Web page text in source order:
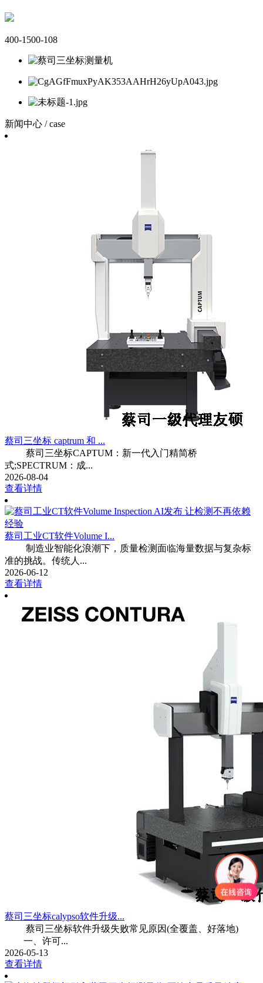
400-1500-108
新闻中心 / case
蔡司三坐标 captrum 和 ...
蔡司三坐标CAPTUM：新一代入门精简桥
式;SPECTRUM：成...
2026-08-04
查看详情
蔡司工业CT软件Volume I...
制造业智能化浪潮下，质量检测面临海量数据与复杂标
准的挑战。传统人...
2026-06-12
查看详情
蔡司三坐标calypso软件升级...
蔡司三坐标软件升级失败常见原因(全覆盖、好落地)
一、许可...
2026-05-13
查看详情